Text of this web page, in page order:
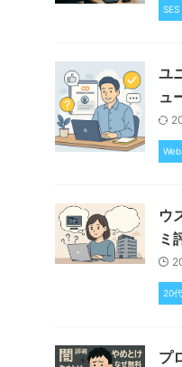
SES
ユ
ュ
ウ
ミ
20
プ